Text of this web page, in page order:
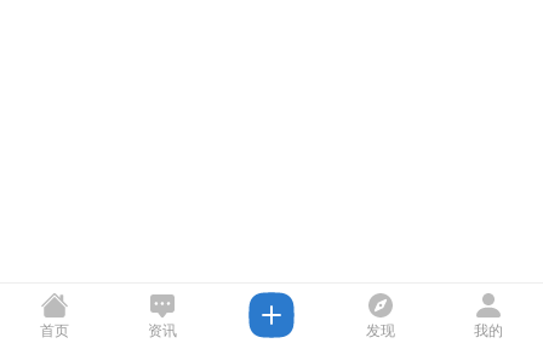
首页 资讯 发现 我的